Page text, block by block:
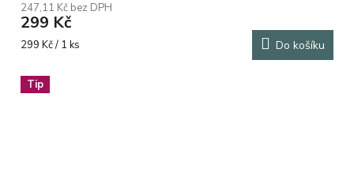
produktu
je
5,0
hvězdiček.
247,11 Kč bez DPH
299 Kč
Měrná
299 Kč / 1 ks Do košíku
Tip